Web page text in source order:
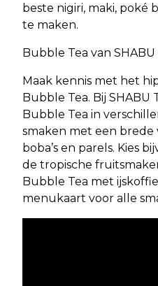
beste nigiri, maki, poké
te maken.
Bubble Tea van SHABU
Maak kennis met het
Bubble Tea. Bij SHABU
Bubble Tea in
smaken met een brede
boba’s en parels. Kies
de tropische
Bubble Tea met
menukaart voor alle